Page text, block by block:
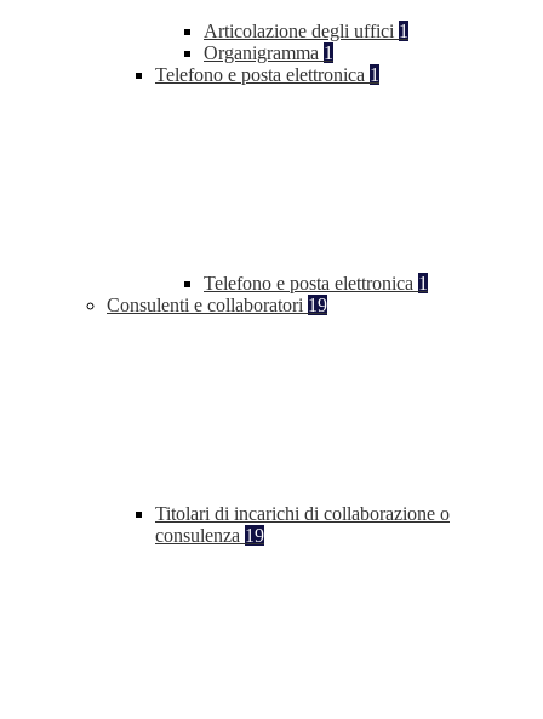
Articolazione degli uffici 1
Organigramma 1
Telefono e posta elettronica 1
Telefono e posta elettronica 1
Consulenti e collaboratori 19
Titolari di incarichi di collaborazione o
consulenza 19